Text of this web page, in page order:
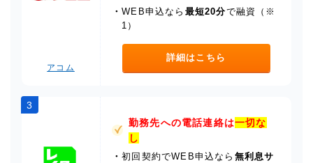
アコム
・WEB申込なら 最短20分で融資（※
1）
詳細はこちら
3
勤務先への電話連絡は一切な
し
・初回契約でWEB申込なら 無利息サ